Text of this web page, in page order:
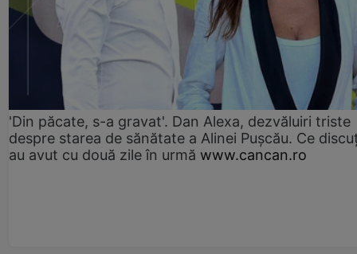
'Din păcate, s-a gravat'. Dan Alexa, dezvăluiri triste
despre starea de sănătate a Alinei Pușcău. Ce
au avut cu două zile în urmă www.cancan.ro